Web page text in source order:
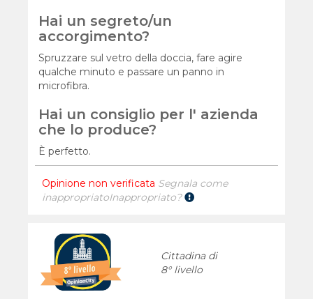
Hai un segreto/un
accorgimento?
Spruzzare sul vetro della doccia, fare agire
qualche minuto e passare un panno in
microfibra.
Hai un consiglio per l' azienda
che lo produce?
È perfetto.
Opinione non verificata Segnala come
inappropriatoInappropriato?
Cittadina di
8° livello